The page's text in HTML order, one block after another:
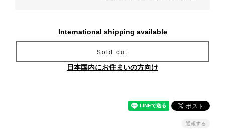
International shipping available
Sold out
日本国内にお住まいの方向け
通報する